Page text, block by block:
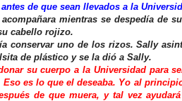
de que sean llevados a la
mientras se despedía de
cabello rojizo.
conservar uno de los rizos. Sally
de plástico y se la dió a Sally.
su cuerpo ala Universidadpara
es lo que el deseaba. Yo al
de que muera, y tal vez